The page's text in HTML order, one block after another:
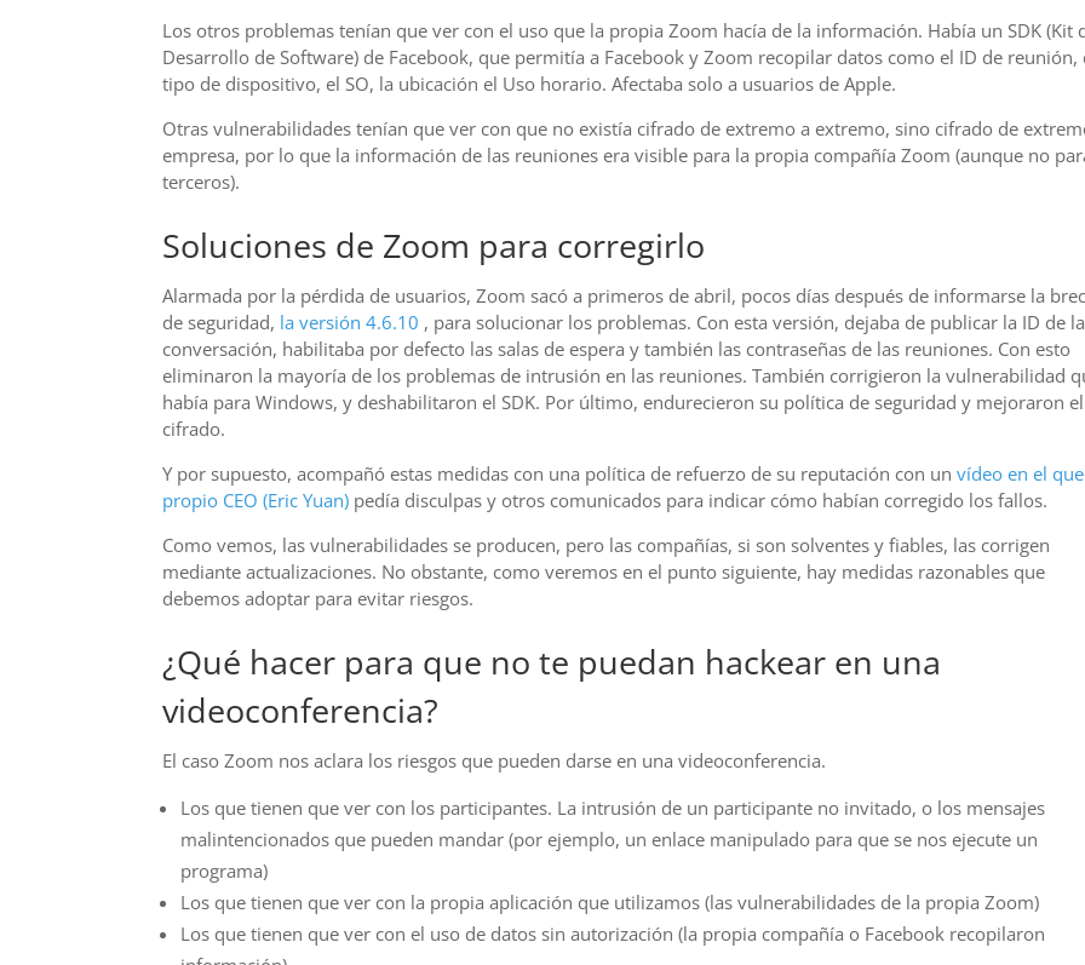
Los otros problemas tenían que ver con el uso que la propia Zoom hacía de la información. Había un SDK (Kit
Desarrollo de Software) de Facebook, que permitía a Facebook y Zoom recopilar datos como el ID de reunión,
tipo de dispositivo, el SO, la ubicación el Uso horario. Afectaba solo a usuarios de Apple.
Otras vulnerabilidades tenían que ver con que no existía cifrado de extremo a extremo, sino cifrado de
empresa, por lo que la información de las reuniones era visible para la propia compañía Zoom (aunque no
terceros).
Soluciones de Zoom para corregirlo
Alarmada por la pérdida de usuarios, Zoom sacó a primeros de abril, pocos días después de informarse la
de seguridad, la versión 4.6.10 , para solucionar los problemas. Con esta versión, dejaba de publicar la ID de la
conversación, habilitaba por defecto las salas de espera y también las contraseñas de las reuniones. Con esto
eliminaron la mayoría de los problemas de intrusión en las reuniones. También corrigieron la vulnerabilidad
había para Windows, y deshabilitaron el SDK. Por último, endurecieron su política de seguridad y mejoraron el
cifrado.
Y por supuesto, acompañó estas medidas con una política de refuerzo de su reputación con unvídeo en el
propio CEO (Eric Yuan) pedía disculpas y otros comunicados para indicar cómo habían corregido los fallos.
Como vemos, las vulnerabilidades se producen, pero las compañías, si son solventes y fiables, las corrigen
mediante actualizaciones. No obstante, como veremos en el punto siguiente, hay medidas razonables que
debemos adoptar para evitar riesgos.
¿Qué hacer para que no te puedan hackear en una
videoconferencia?
El caso Zoom nos aclara los riesgos que pueden darse en una videoconferencia.
Los que tienen que ver con los participantes. La intrusión de un participante no invitado, o los mensajes
malintencionados que pueden mandar (por ejemplo, un enlace manipulado para que se nos ejecute un
programa)
Los que tienen que ver con la propia aplicación que utilizamos (las vulnerabilidades de la propia Zoom)
Los que tienen que ver con el uso de datos sin autorización (la propia compañía o Facebook recopilaron